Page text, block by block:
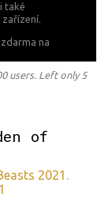
také
na
users. Left only 5
of
2021.